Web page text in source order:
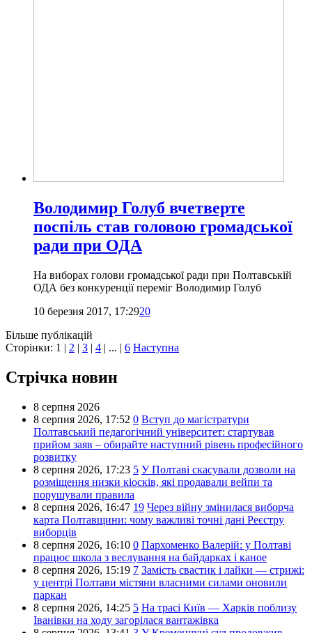
Володимир Голуб вчетверте
поспіль став головою громадської
ради при ОДА
На виборах голови громадської ради при Полтавській
ОДА без конкуренції переміг Володимир Голуб
10 березня 2017, 17:2920
Більше публікацій
Сторінки: 1 | 2 | 3 | 4 | ... | 6 Наступна
Стрічка новин
8 серпня 2026
8 серпня 2026, 17:52 0 Вступ до магістратури
Полтавський педагогічний університет: стартував
прийом заяв – обирайте наступний рівень професійного
розвитку
8 серпня 2026, 17:23 5 У Полтаві скасували дозволи на
розміщення низки кіосків, які продавали вейпи та
порушували правила
8 серпня 2026, 16:47 19 Через війну змінилася виборча
карта Полтавщини: чому важливі точні дані Реєстру
виборців
8 серпня 2026, 16:10 0 Пархоменко Валерій: у Полтаві
працює школа з веслування на байдарках і каное
8 серпня 2026, 15:19 7 Замість свастик і лайки — стрижі:
у центрі Полтави містяни власними силами оновили
паркан
8 серпня 2026, 14:25 5 На трасі Київ — Харків поблизу
Іванівки на ходу загорілася вантажівка